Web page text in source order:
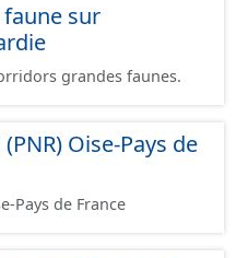
des articles L.411-1 et
sur
grandes faunes.
Oise-Pays de
Pays de France